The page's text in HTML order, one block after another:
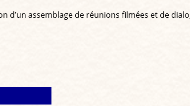
assemblage de réunions filmées et de